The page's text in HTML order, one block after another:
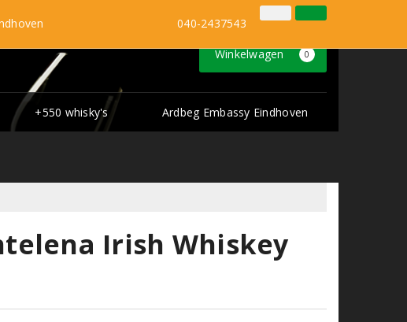
Inloggen Klantenservice
Winkelwagen 0
+550 whisky's Ardbeg Embassy Eindhoven
040-2437543
Irish Whiskey